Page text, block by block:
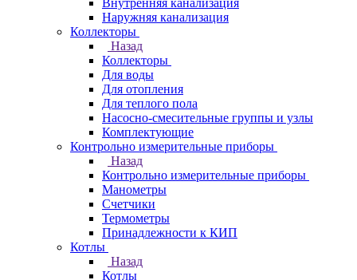
Внутренняя канализация
Наружняя канализация
Коллекторы
Назад
Коллекторы
Для воды
Для отопления
Для теплого пола
Насосно-смесительные группы и узлы
Комплектующие
Контрольно измерительные приборы
Назад
Контрольно измерительные приборы
Манометры
Счетчики
Термометры
Принадлежности к КИП
Котлы
Назад
Котлы